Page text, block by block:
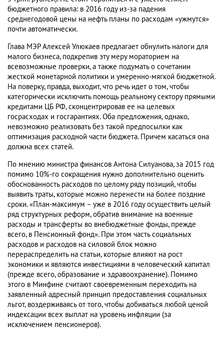
бюджетного правила: в 2016 году из-за падения
среднегодовой цены на нефть планы по расходам «ужмутся»
почти автоматически.
Глава МЭР Алексей Улюкаев предлагает обнулить налоги для
малого бизнеса, подкрепив эту меру мораторием на
всевозможные проверки, а также подумать о сочетании
жесткой монетарной политики и умеренно-мягкой бюджетной.
На поверку, правда, выходит, что речь идет о том, чтобы
категорически исключить помощь реальному сектору прямыми
кредитами ЦБ РФ, сконцентрировав ее на целевых
госрасходах и госгарантиях. Оба предложения, однако,
невозможно реализовать без такой предпосылки как
оптимизация расходной части бюджета. Причем касаться она
должна всех статей.
По мнению министра финансов Антона Силуанова, за 2015 год
помимо 10%-го сокращения нужно дополнительно оценить
обоснованность расходов по целому ряду позиций, чтобы
выявить траты, которые можно перенести на более поздние
сроки. «План-максимум – уже в 2016 году осуществить целый
ряд структурных реформ, обратив внимание на военные
расходы и трансферты во внебюджетные фонды, прежде
всего, в Пенсионный фонд». При этом часть социальных
расходов и расходов на силовой блок можно
перераспределить на статьи, которые влияют на рост
экономики и являются инвестициями в человеческий капитал
(прежде всего, образование и здравоохранение). Помимо
этого в Минфине считают своевременным переходить на
заявленный адресный принцип предоставления социальных
льгот, воздерживаясь от того, чтобы добиваться любой ценой
индексации всех выплат на уровень инфляции (за
исключением пенсионеров).